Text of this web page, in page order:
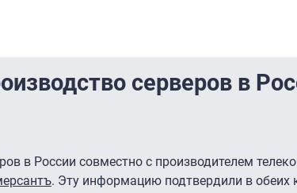
серверов в
в России совместно с производителем
. Эту информацию подтвердили в обеих